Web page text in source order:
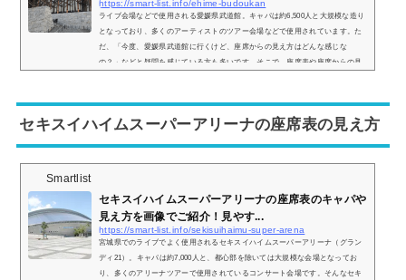
https://smart-list.info/ehime-budoukan
ライブ会場などで使用される愛媛県武道館。キャパは約6,500人と大規模な造り
となっており、多くのアーティストのツアー会場などで使用されています。た
だ、「今度、愛媛県武道館に行くけど、座席からの見え方はどんな感じな
の？」などと疑問を感じている方も多いです。そこで、座席表や座席からの見
は以下の通りです。上記の画像の通り、ステージの場所は東ブロックに設置さ
れるのが一...
セキスイハイムスーパーアリーナの座席表の見え方
Smartlist
セキスイハイムスーパーアリーナの座席表のキャパや
見え方を画像でご紹介！見やす...
https://smart-list.info/sekisuihaimu-super-arena
宮城県でのライブでよく使用されるセキスイハイムスーパーアリーナ（グラン
ディ21）。キャパは約7,000人と、都心部を除いては大規模な会場となってお
り、多くのアリーナツアーで使用されているコンサート会場です。そんなセキ